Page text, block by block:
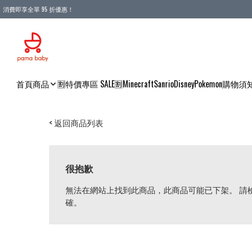
消費即享全單 95 折優惠！
首頁商品 🈹特價專區 SALE🈹MinecraftSanrioDisneyPokemon購物須
< 返回商品列表
很抱歉
無法在網站上找到此商品，此商品可能已下架。 請
確。